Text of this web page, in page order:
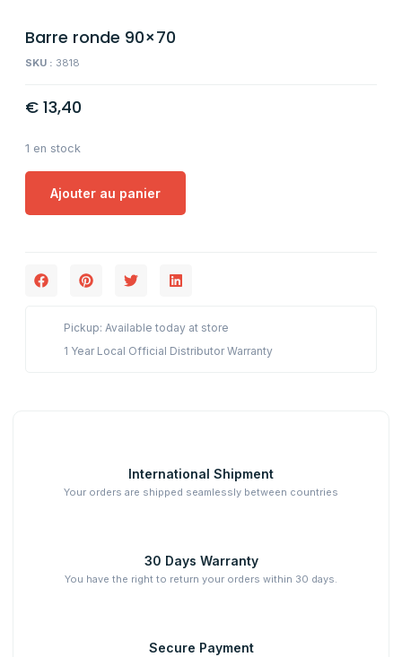
Barre ronde 90×70
SKU : 3818
€ 13,40
1 en stock
Ajouter au panier
Pickup: Available today at store
1 Year Local Official Distributor Warranty
International Shipment
Your orders are shipped seamlessly between countries
30 Days Warranty
You have the right to return your orders within 30 days.
Secure Payment